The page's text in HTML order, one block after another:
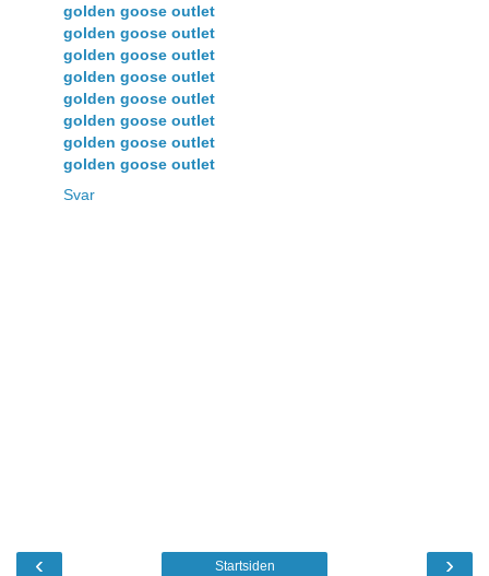
golden goose outlet
golden goose outlet
golden goose outlet
golden goose outlet
golden goose outlet
golden goose outlet
golden goose outlet
golden goose outlet
Svar
‹ ›
Startsiden